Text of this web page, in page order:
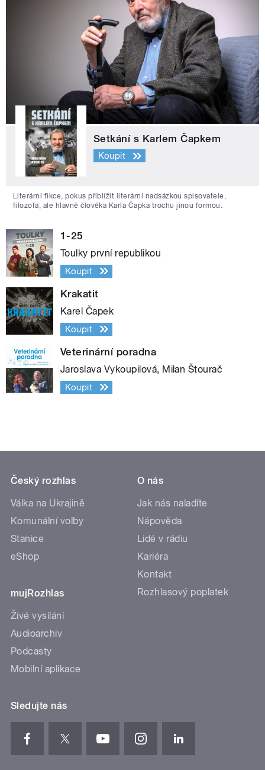
Setkání s Karlem Čapkem
Koupit
Literární fikce, pokus přiblížit literární nadsázkou spisovatele,
filozofa, ale hlavně člověka Karla Čapka trochu jinou formou.
1-25
Toulky první republikou
Koupit
Krakatit
Karel Čapek
Koupit
Veterinární poradna
Jaroslava Vykoupilová, Milan Štourač
Koupit
Český rozhlas
Válka na Ukrajině
Komunální volby
Stanice
eShop
mujRozhlas
Živé vysílání
Audioarchiv
Podcasty
Mobilní aplikace
O nás
Jak nás naladíte
Nápověda
Lidé v rádiu
Kariéra
Kontakt
Rozhlasový poplatek
Sledujte nás